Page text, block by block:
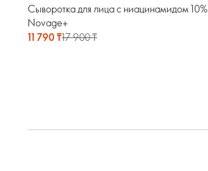
Сыворотка для лица с ниацинамидом 10%
Novage+
11 790 ₸17 900 ₸